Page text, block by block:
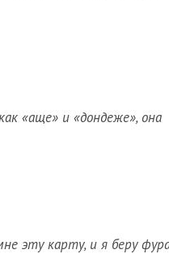
«аще» и «дондеже», она
эту карту, и я беру